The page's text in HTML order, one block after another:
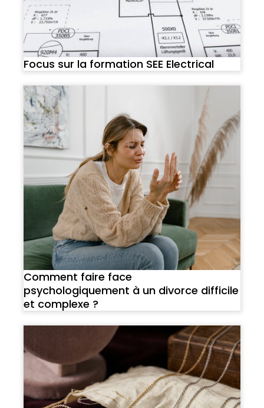
Focus sur la formation SEE Electrical
Comment faire face
psychologiquement à un divorce difficile
et complexe ?